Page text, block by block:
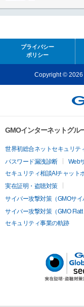
プライバシー
ポリシー
Copyright © 2026
GMOインターネットグル
世界初総合ネットセキュリテ
パスワード漏洩診断
Web
セキュリティ相談AIチャット
実在証明・盗聴対策
サイバー攻撃対策（GMOサイ
サイバー攻撃対策（GMO Flatt
セキュリティ事業の軌跡